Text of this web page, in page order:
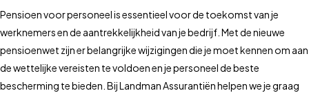
Pensioen voor personeel is essentieel voor de toekomst van je
werknemers en de aantrekkelijkheid van je bedrijf. Met de nieuwe
pensioenwet zijn er belangrijke wijzigingen die je moet kennen om aan
de wettelijke vereisten te voldoen en je personeel de beste
bescherming te bieden. Bij Landman Assurantiën helpen we je graag